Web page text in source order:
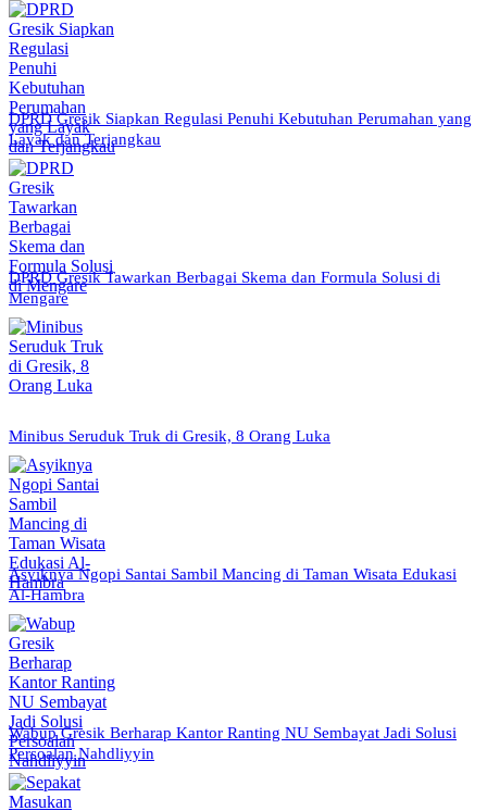
DPRD Gresik Siapkan Regulasi Penuhi Kebutuhan Perumahan yang
Layak dan Terjangkau
DPRD Gresik Tawarkan Berbagai Skema dan Formula Solusi di
Mengare
Minibus Seruduk Truk di Gresik, 8 Orang Luka
Asyiknya Ngopi Santai Sambil Mancing di Taman Wisata Edukasi
Al-Hambra
Wabup Gresik Berharap Kantor Ranting NU Sembayat Jadi Solusi
Persoalan Nahdliyyin